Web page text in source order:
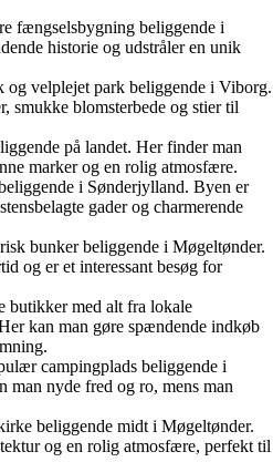
fængselsbygning beliggende i
historie og udstråler en unik
og velplejet park beliggende i Viborg.
smukke blomsterbede og stier til
på landet. Her finder man
marker og en rolig atmosfære.
i Sønderjylland. Byen er
gader og charmerende
bunker beliggende i Møgeltønder.
og er et interessant besøg for
butikker med alt fra lokale
kan man gøre spændende indkøb
campingplads beliggende i
man nyde fred og ro, mens man
beliggende midt i Møgeltønder.
og en rolig atmosfære, perfekt til